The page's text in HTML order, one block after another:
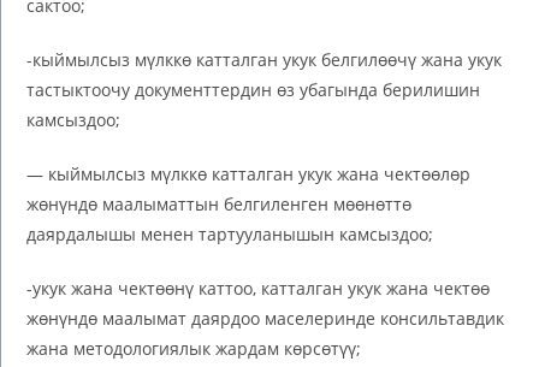
сактоо;
-кыймылсыз мүлккө катталган укук белгилөөчү жана укук
тастыктоочу документтердин өз убагында берилишин
камсыздоо;
— кыймылсыз мүлккө катталган укук жана чектөөлөр
жөнүндө маалыматтын белгиленген мөөнөттө
даярдалышы менен тартууланышын камсыздоо;
-укук жана чектөөнү каттоо, катталган укук жана чектөө
жөнүндө маалымат даярдоо маселеринде консильтавдик
жана методологиялык жардам көрсөтүү;